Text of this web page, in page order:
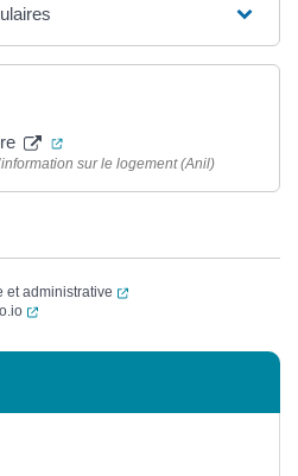
(ouverture dans un nouvel
sur le logement (Anil)
et administrative
(ouverture dans un
(ouverture dans un nouvel onglet)